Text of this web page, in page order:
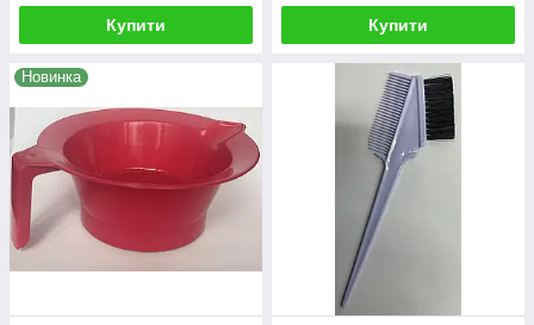
Купити Купити
Новинка